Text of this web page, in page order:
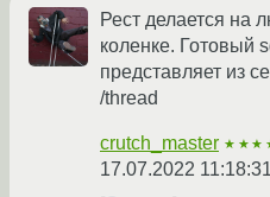
Рест делается на
коленке. Готовый
представляет из
/thread
crutch_master
17.07.2022